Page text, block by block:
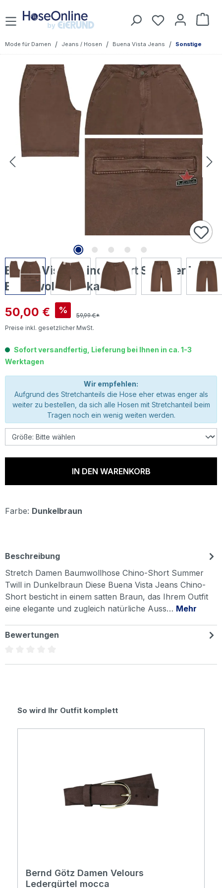
Zum Hauptinhalt springen Du hast 0
Mode für Damen / Jeans / Hosen / Buena Vista Jeans / Sonstige
Bildergalerie überspringen
Buena Vista Chino-Short Summer Twill
Baumwollhose kaffee
Verkaufspreis:
50,00 € %
59,99 €*
Preise inkl. gesetzlicher MwSt.
Sofort versandfertig, Lieferung bei Ihnen in ca. 1-3
Werktagen
Wir empfehlen:
Aufgrund des Stretchanteils die Hose eher etwas enger als
weiter zu bestellen, da sich alle Hosen mit Stretchanteil beim
Tragen noch ein wenig weiten werden.
IN DEN WARENKORB
Farbe: Dunkelbraun
Beschreibung
Stretch Damen Baumwollhose Chino-Short Summer
Twill in Dunkelbraun Diese Buena Vista Jeans Chino-
Short besticht in einem satten Braun, das Ihrem Outfit
eine elegante und zugleich natürliche Auss… Mehr
Bewertungen
Produktgalerie überspringen
So wird Ihr Outfit komplett
Bernd Götz Damen Velours
Ledergürtel mocca